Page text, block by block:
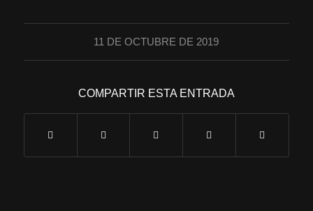
11 DE OCTUBRE DE 2019
COMPARTIR ESTA ENTRADA